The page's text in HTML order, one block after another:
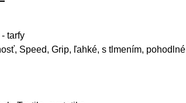
tarfy
Speed, Grip, ľahké, s tlmením, pohodlné